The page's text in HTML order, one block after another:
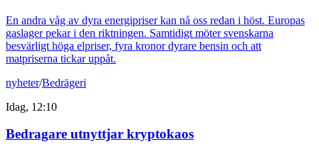
En andra våg av dyra energipriser kan nå oss redan i höst. Europas
gaslager pekar i den riktningen. Samtidigt möter svenskarna
besvärligt höga elpriser, fyra kronor dyrare bensin och att
matpriserna tickar uppåt.
nyheter/Bedrägeri
Idag, 12:10
Bedragare utnyttjar kryptokaos